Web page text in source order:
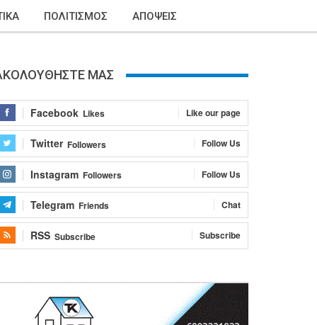
ΠΟΛΙΤΙΣΜΟΣ ΑΠΟΨΕΙΣ
ΜΑΣ
Facebook Likes Like our page
Twitter Followers Follow Us
Instagram Followers Follow Us
Telegram Friends Chat
RSS Subscribe Subscribe